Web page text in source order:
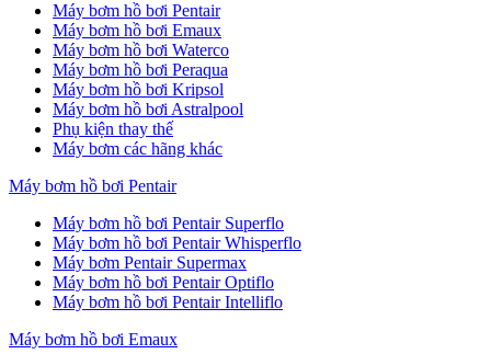
Máy bơm hồ bơi Pentair
Máy bơm hồ bơi Emaux
Máy bơm hồ bơi Waterco
Máy bơm hồ bơi Peraqua
Máy bơm hồ bơi Kripsol
Máy bơm hồ bơi Astralpool
Phụ kiện thay thế
Máy bơm các hãng khác
Máy bơm hồ bơi Pentair
Máy bơm hồ bơi Pentair Superflo
Máy bơm hồ bơi Pentair Whisperflo
Máy bơm Pentair Supermax
Máy bơm hồ bơi Pentair Optiflo
Máy bơm hồ bơi Pentair Intelliflo
Máy bơm hồ bơi Emaux